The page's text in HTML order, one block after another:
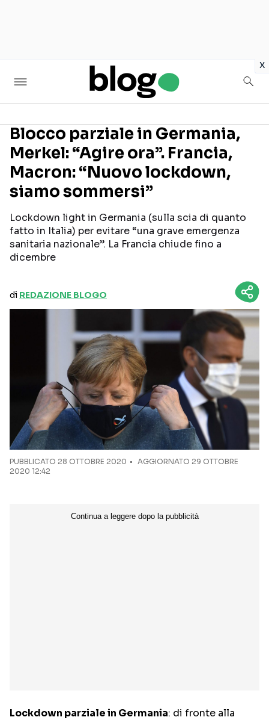
x
Seguici sui social
Blocco parziale in Germania,
Merkel: “Agire ora”. Francia,
Macron: “Nuovo lockdown,
siamo sommersi”
Lockdown light in Germania (sulla scia di quanto
fatto in Italia) per evitare “una grave emergenza
sanitaria nazionale”. La Francia chiude fino a
dicembre
di REDAZIONE BLOGO
PUBBLICATO 28 OTTOBRE 2020
AGGIORNATO 29 OTTOBRE
2020 12:42
Lockdown parziale in Germania: di fronte alla